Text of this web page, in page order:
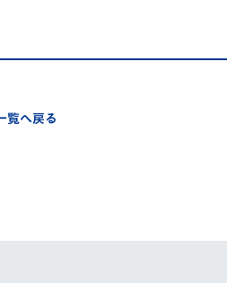
覧へ戻る